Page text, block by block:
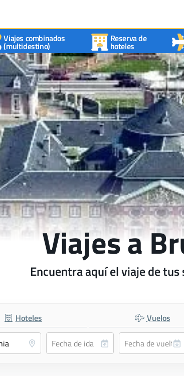
Viajes combinados
(multidestino)
Reserva de
hoteles
Viajes a
Encuentra aquí el viaje de tus
Hoteles Vuelos